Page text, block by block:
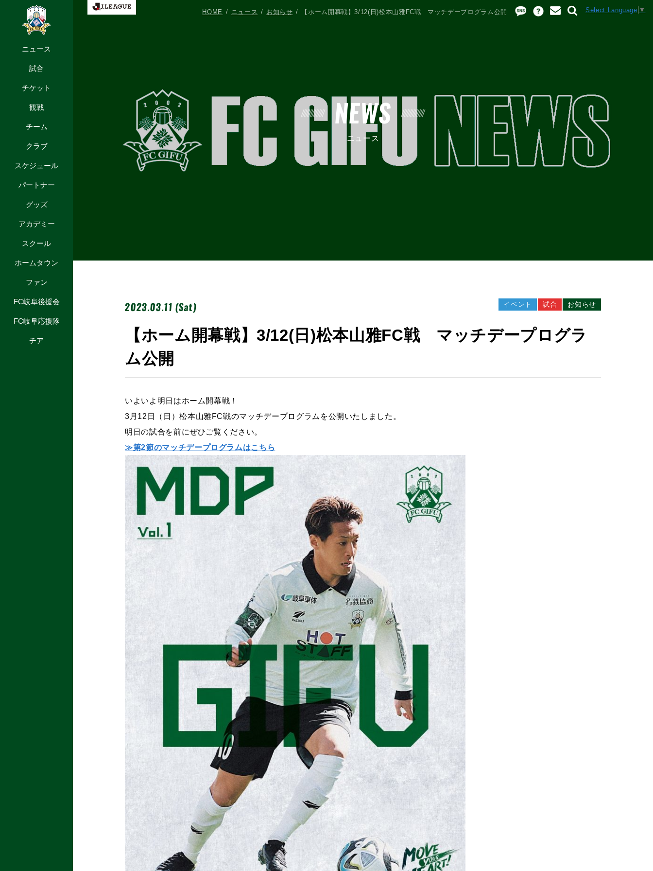
ニュース
試合
チケット
観戦
チーム
クラブ
スケジュール
パートナー
グッズ
アカデミー
スクール
ホームタウン
ファン
FC岐阜後援会
FC岐阜応援隊
チア
Select Language ▼
NEWS
ニュース
HOME ニュース お知らせ 【ホーム開幕戦】3/12(日)松本山雅FC戦 マッチデープログラム公開
2023.03.11 (Sat) お知らせ
試合
イベント
【ホーム開幕戦】3/12(日)松本山雅FC戦 マッチデープログラ
ム公開
いよいよ明日はホーム開幕戦！
3月12日（日）松本山雅FC戦のマッチデープログラムを公開いたしました。
明日の試合を前にぜひご覧ください。
≫第2節のマッチデープログラムはこちら